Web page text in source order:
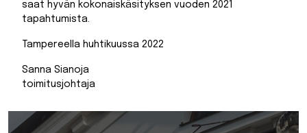
saat hyvän kokonaiskäsityksen vuoden 2021
tapahtumista.
Tampereella huhtikuussa 2022
Sanna Sianoja
toimitusjohtaja